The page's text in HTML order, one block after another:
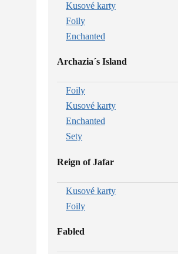
Kusové karty
Foily
Enchanted
Archazia´s Island
Foily
Kusové karty
Enchanted
Sety
Reign of Jafar
Kusové karty
Foily
Fabled